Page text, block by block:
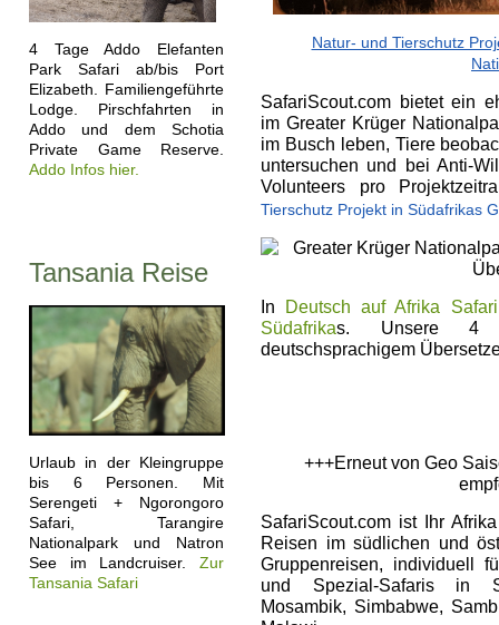
4 Tage Addo Elefanten
Park Safari ab/bis Port
Elizabeth. Familiengeführte
Lodge. Pirschfahrten in
Addo und dem Schotia
Private Game Reserve.
Addo Infos hier.
Tansania Reise
Urlaub in der Kleingruppe
bis 6 Personen. Mit
Serengeti + Ngorongoro
Safari, Tarangire
Nationalpark und Natron
See im Landcruiser. Zur
Tansania Safari
Natur- und Tierschutz
SafariScout.com bietet ein
im Greater Krüger
im Busch leben, Tiere
untersuchen und bei Anti-
Volunteers pro
Tierschutz Projekt in Südafrikas
In Deutsch auf Afrika
Südafrikas. Unsere 4
deutschsprachigem
+++Erneut von Geo
SafariScout.com ist Ihr
Reisen im südlichen und
Gruppenreisen, individuell
und Spezial-Safaris in
Mosambik, Simbabwe,